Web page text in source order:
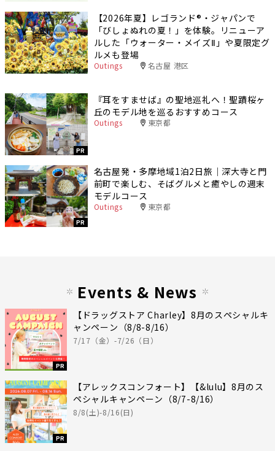
【2026年夏】レゴランド®・ジャパンで
「びしょぬれの夏！」を体験。リニューア
ルした「ウォーター・メイズⅡ」や夏限定グ
ルメも登場
Outings 名古屋 港区
PR
『耳をすませば』の聖地巡礼へ！聖蹟桜ヶ
丘のモデル地を巡るおすすめコース
Outings 東京都
PR
名古屋発・多摩地域1泊2日旅｜深大寺と門
前町で楽しむ、そばグルメと癒やしの週末
モデルコース
Outings 東京都
Events & News
PR
【ドラッグストア Charley】8月のスペシャルキ
ャンペーン（8/8-8/16）
7/17（金）-7/26（日）
PR
【アレックスコンフォート】【&lulu】8月のス
ペシャルキャンペーン（8/7-8/16）
8/8(土)-8/16(日)